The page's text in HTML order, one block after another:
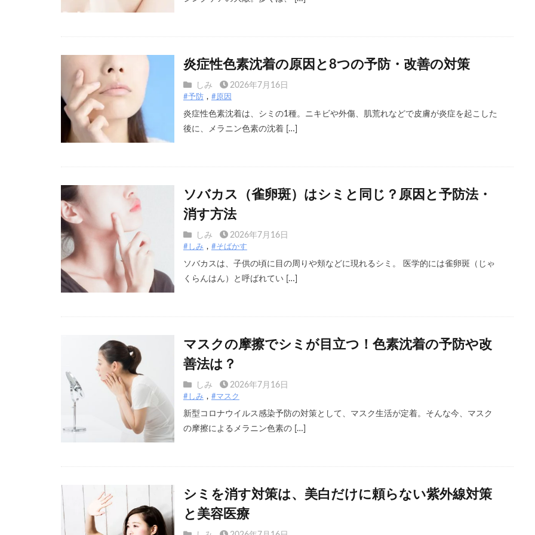
炎症性色素沈着の原因と8つの予防・改善の対策
しみ 2026年7月16日
#予防 #原因
炎症性色素沈着は、シミの1種。ニキビや外傷、肌荒れなどで皮膚が炎症を起こした
後に、メラニン色素の沈着 […]
ソバカス（雀卵斑）はシミと同じ？原因と予防法・
消す方法
しみ 2026年7月16日
#しみ #そばかす
ソバカスは、子供の頃に目の周りや頬などに現れるシミ。 医学的には雀卵斑（じゃ
くらんはん）と呼ばれてい […]
マスクの摩擦でシミが目立つ！色素沈着の予防や改
善法は？
しみ 2026年7月16日
#しみ #マスク
新型コロナウイルス感染予防の対策として、マスク生活が定着。そんな今、マスク
の摩擦によるメラニン色素の […]
シミを消す対策は、美白だけに頼らない紫外線対策
と美容医療